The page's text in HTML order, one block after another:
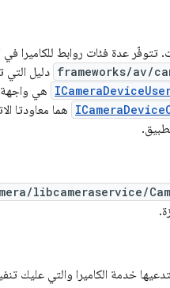
frameworks/av/ دليل التي
هي واجهة
هما معاودتا
libcameraservice/
خدمة الكاميرا والتي عليك